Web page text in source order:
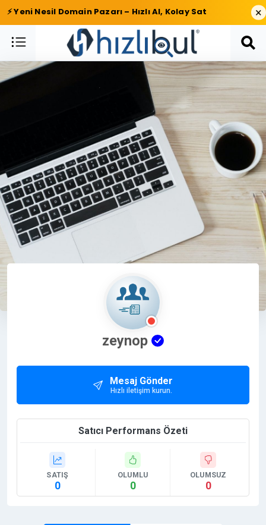
⚡ Yeni Nesil Domain Pazarı – Hızlı Al, Kolay Sat ×
zeynop
Mesaj Gönder
Hızlı iletişim kurun.
Satıcı Performans Özeti
SATIŞ
0
OLUMLU
0
OLUMSUZ
0